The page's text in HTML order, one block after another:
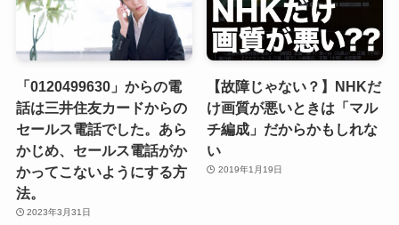
「0120499630」からの電
話は三井住友カードからの
セールス電話でした。あら
かじめ、セールス電話がか
かってこないようにする方
法。
2023年3月31日
【故障じゃない？】NHKだ
け画質が悪いときは「マル
チ編成」だからかもしれな
い
2019年1月19日